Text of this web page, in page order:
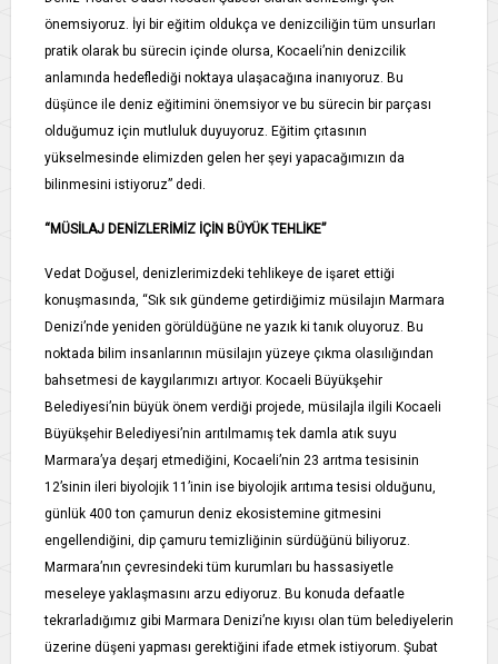
önemsiyoruz. İyi bir eğitim oldukça ve denizciliğin tüm unsurları
pratik olarak bu sürecin içinde olursa, Kocaeli’nin denizcilik
anlamında hedeflediği noktaya ulaşacağına inanıyoruz. Bu
düşünce ile deniz eğitimini önemsiyor ve bu sürecin bir parçası
olduğumuz için mutluluk duyuyoruz. Eğitim çıtasının
yükselmesinde elimizden gelen her şeyi yapacağımızın da
bilinmesini istiyoruz” dedi.
“MÜSİLAJ DENİZLERİMİZ İÇİN BÜYÜK TEHLİKE”
Vedat Doğusel, denizlerimizdeki tehlikeye de işaret ettiği
konuşmasında, “Sık sık gündeme getirdiğimiz müsilajın Marmara
Denizi’nde yeniden görüldüğüne ne yazık ki tanık oluyoruz. Bu
noktada bilim insanlarının müsilajın yüzeye çıkma olasılığından
bahsetmesi de kaygılarımızı artıyor. Kocaeli Büyükşehir
Belediyesi’nin büyük önem verdiği projede, müsilajla ilgili Kocaeli
Büyükşehir Belediyesi’nin arıtılmamış tek damla atık suyu
Marmara’ya deşarj etmediğini, Kocaeli’nin 23 arıtma tesisinin
12’sinin ileri biyolojik 11’inin ise biyolojik arıtıma tesisi olduğunu,
günlük 400 ton çamurun deniz ekosistemine gitmesini
engellendiğini, dip çamuru temizliğinin sürdüğünü biliyoruz.
Marmara’nın çevresindeki tüm kurumları bu hassasiyetle
meseleye yaklaşmasını arzu ediyoruz. Bu konuda defaatle
tekrarladığımız gibi Marmara Denizi’ne kıyısı olan tüm belediyelerin
üzerine düşeni yapması gerektiğini ifade etmek istiyorum. Şubat